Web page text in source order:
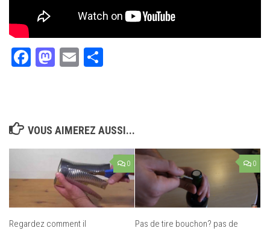
Facebook
Mastodon
Email
VOUS AIMEREZ AUSSI...
0
Regardez comment il
0
Pas de tire bouchon? pas de